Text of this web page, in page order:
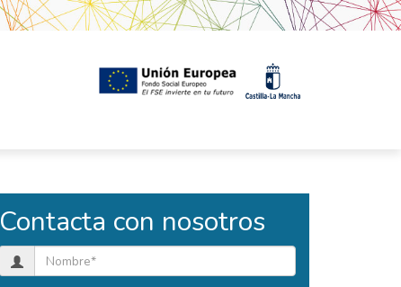
Contacta con nosotros